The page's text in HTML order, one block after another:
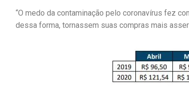
“O medo da contaminação pelo coronavírus fez
dessa forma, tornassem suas compras mais